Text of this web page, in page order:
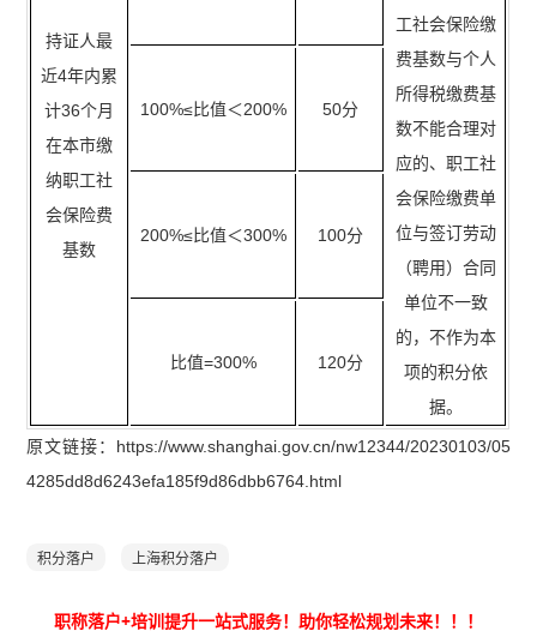
持证人最
近4年内累
计36个月
在本市缴
纳职工社
会保险费
基数
工社会保险缴
费基数与个人
所得税缴费基
数不能合理对
应的、职工社
会保险缴费单
位与签订劳动
（聘用）合同
单位不一致
的，不作为本
项的积分依
据。
100%≤比值＜200% 50分
200%≤比值＜300% 100分
比值=300% 120分
原文链接：https://www.shanghai.gov.cn/nw12344/20230103/05
4285dd8d6243efa185f9d86dbb6764.html
积分落户 上海积分落户
职称落户+培训提升一站式服务！助你轻松规划未来！ ！！